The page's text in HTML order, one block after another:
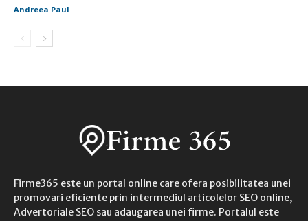
Andreea Paul
Firme365 este un portal online care ofera posibilitatea unei
promovari eficiente prin intermediul articolelor SEO online,
Advertoriale SEO sau adaugarea unei firme. Portalul este